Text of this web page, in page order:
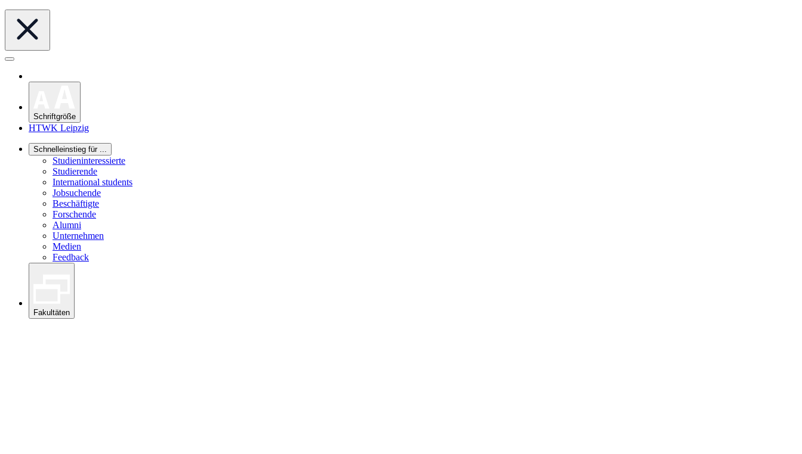
Schriftgröße
HTWK Leipzig
Schnelleinstieg für ...
Studieninteressierte
Studierende
International students
Jobsuchende
Beschäftigte
Forschende
Alumni
Unternehmen
Medien
Feedback
Fakultäten